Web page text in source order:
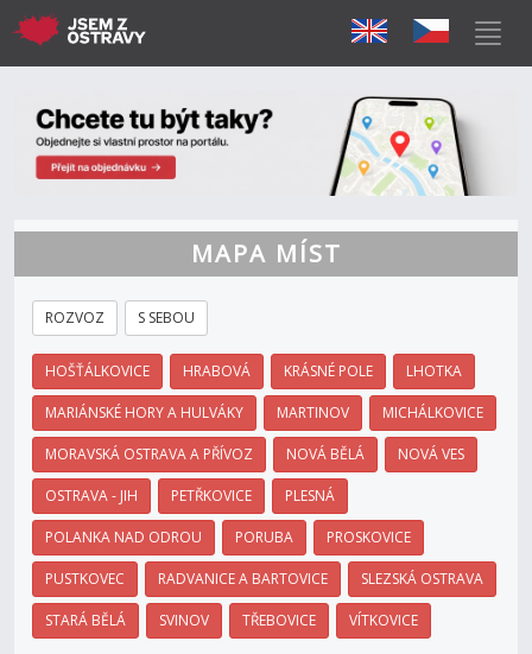
MAPA MÍST
ROZVOZ S SEBOU
HOŠŤÁLKOVICE HRABOVÁ KRÁSNÉ POLE LHOTKA
MARIÁNSKÉ HORY A HULVÁKY MARTINOV MICHÁLKOVICE
MORAVSKÁ OSTRAVA A PŘÍVOZ NOVÁ BĚLÁ NOVÁ VES
OSTRAVA - JIH PETŘKOVICE PLESNÁ
POLANKA NAD ODROU PORUBA PROSKOVICE
PUSTKOVEC RADVANICE A BARTOVICE SLEZSKÁ OSTRAVA
STARÁ BĚLÁ SVINOV TŘEBOVICE VÍTKOVICE